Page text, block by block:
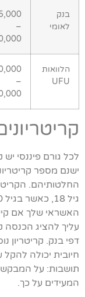
בנק
לאומי
–
הלוואות
UFU
–
לכל גורם פיננסי
ישנם מספר
החלטותיהם.
האשראי שלך אם
עליך להציג
דפי בנק. קריטריון
חיובית יכולה להקל
תושבות: על המבקש
המעידים על כך.